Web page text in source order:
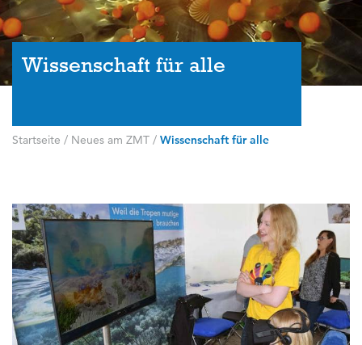
Wissenschaft für alle
Startseite / Neues am ZMT / Wissenschaft für alle